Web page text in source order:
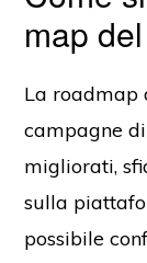
map
La roadmap
campagne
migliorati,
sulla
possibile